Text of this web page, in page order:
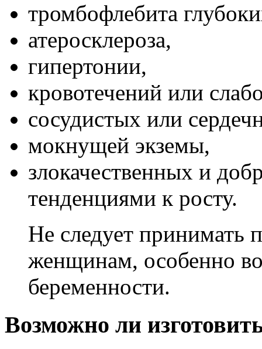
тромбофлебита
атеросклероза,
гипертонии,
кровотечений или
сосудистых или
мокнущей экземы,
злокачественных и
тенденциями к росту.
Не следует принимать
женщинам, особенно
беременности.
Возможно ли